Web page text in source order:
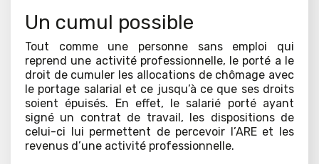
Un cumul possible
Tout comme une personne sans emploi qui
reprend une activité professionnelle, le porté a le
droit de cumuler les allocations de chômage avec
le portage salarial et ce jusqu’à ce que ses droits
soient épuisés. En effet, le salarié porté ayant
signé un contrat de travail, les dispositions de
celui-ci lui permettent de percevoir l’ARE et les
revenus d’une activité professionnelle.